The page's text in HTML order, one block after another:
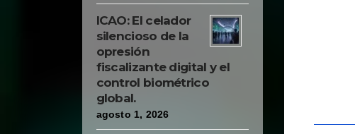
ICAO: El celador
silencioso de la
opresión
fiscalizante digital y el
control biométrico
global.
agosto 1, 2026